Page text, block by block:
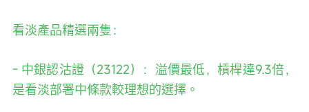
看淡產品精選兩隻：
- 中銀認沽證（23122）：溢價最低，槓桿達9.3倍，
是看淡部署中條款較理想的選擇。